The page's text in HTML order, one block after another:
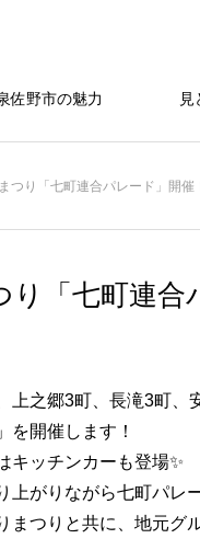
佐野市の魅力 見
つり「七町連合パレード」開催
り「七町連合
上之郷3町、長滝3町、
を開催します！
キッチンカーも登場✨
上がりながら七町パレ
まつりと共に、地元グ